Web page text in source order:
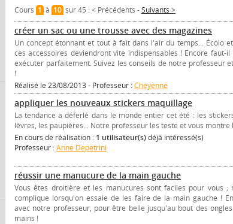
Cours 1à 10sur 45 :< Précédents -Suivants >
créer un sac ou une trousse avec des magazines
Un concept étonnant et tout à fait dans l'air du temps... Écolo
ces accessoires deviendront vite indispensables ! Encore faut-
exécuter parfaitement. Suivez les conseils de notre professeur
!
Réalisé le 23/08/2013 - Professeur :Cheyenne
appliquer les nouveaux stickers maquillage
La tendance a déferlé dans le monde entier cet été : les
lèvres, les paupières... Notre professeur les teste et vous
En cours de réalisation : 1 utilisateur(s)déjà intéressé(s)
Professeur :Anne Depetrini
réussir une manucure de la main gauche
Vous êtes droitière et les manucures sont faciles pour vous ;
complique lorsqu'on essaie de les faire de la main gauche !
avec notre professeur, pour être belle jusqu'au bout des
mains !